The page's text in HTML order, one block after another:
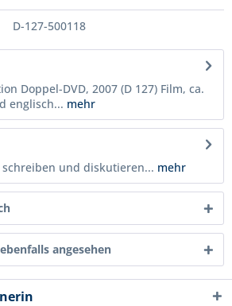
D-127-500118
Doppel-DVD, 2007 (D 127) Film, ca.
englisch... mehr
und diskutieren... mehr
angesehen